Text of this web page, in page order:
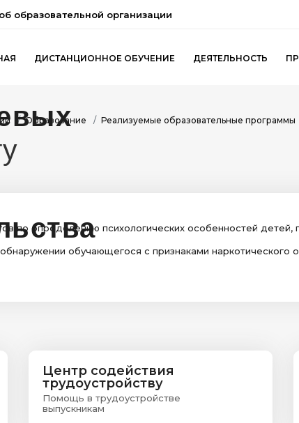
образовательной организации
ДИСТАНЦИОННОЕ ОБУЧЕНИЕ ДЕЯТЕЛЬНОСТЬ
Образование Реализуемые образовательные программы
по определению психологических особенностей детей,
обучающегося с признаками наркотического
Центр содействия
трудоустройству
Помощь в трудоустройстве
выпускникам